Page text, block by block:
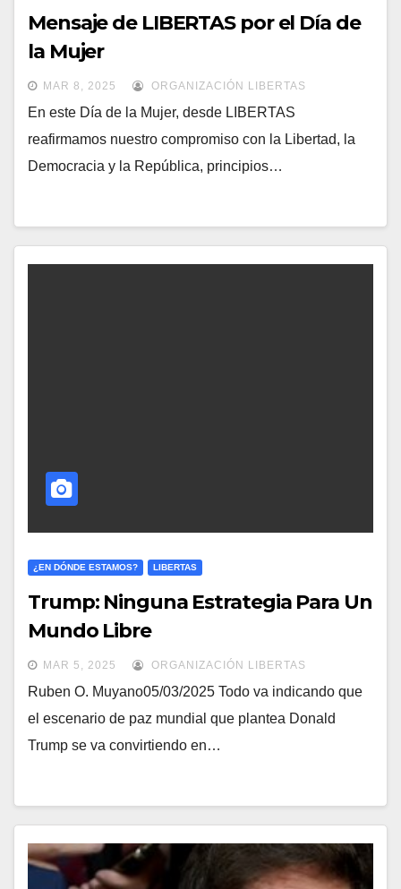
Mensaje de LIBERTAS por el Día de
la Mujer
MAR 8, 2025 ORGANIZACIÓN LIBERTAS
En este Día de la Mujer, desde LIBERTAS
reafirmamos nuestro compromiso con la Libertad, la
Democracia y la República, principios…
¿EN DÓNDE ESTAMOS? LIBERTAS
Trump: Ninguna Estrategia Para Un
Mundo Libre
MAR 5, 2025 ORGANIZACIÓN LIBERTAS
Ruben O. Muyano05/03/2025 Todo va indicando que
el escenario de paz mundial que plantea Donald
Trump se va convirtiendo en…